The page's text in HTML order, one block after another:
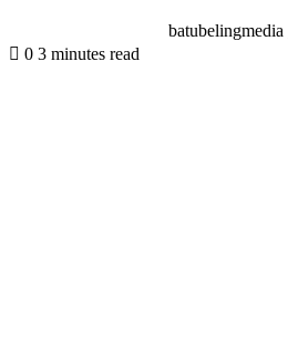
batubelingmedia
0 3 minutes read